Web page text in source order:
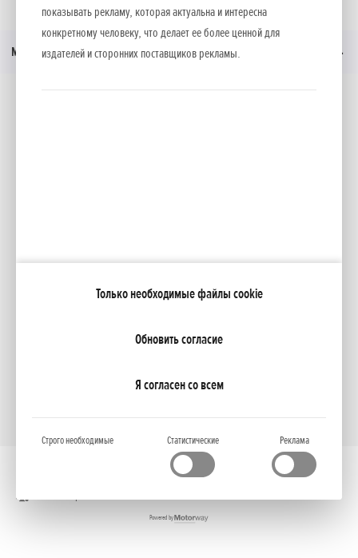
показывать рекламу, которая актуальна и интересна
конкретному человеку, что делает ее более ценной для
издателей и сторонних поставщиков рекламы.
Только необходимые файлы cookie
Обновить согласие
Я согласен со всем
Строго необходимые Статистические Реклама
Главная Moдeли GXV Прейскурант
Меню
Социальные медиа
Powered by